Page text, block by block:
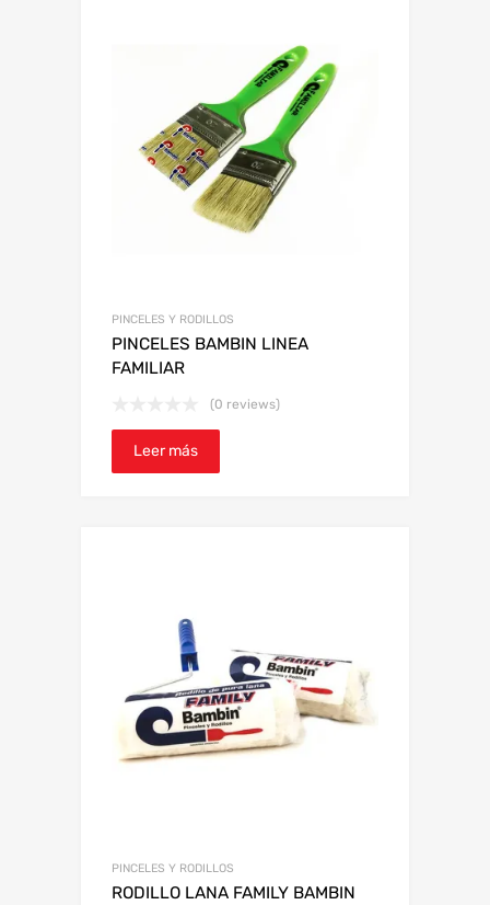
PINCELES Y RODILLOS
PINCELES BAMBIN LINEA
FAMILIAR
(0 reviews)
Leer más
PINCELES Y RODILLOS
RODILLO LANA FAMILY BAMBIN